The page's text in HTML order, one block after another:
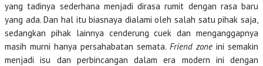
yang tadinya sederhana menjadi dirasa rumit dengan rasa baru
yang ada. Dan hal itu biasnaya dialami oleh salah satu pihak saja,
sedangkan pihak lainnya cenderung cuek dan menganggapnya
masih murni hanya persahabatan semata. Friend zone ini semakin
menjadi isu dan perbincangan dalam era modern ini dengan